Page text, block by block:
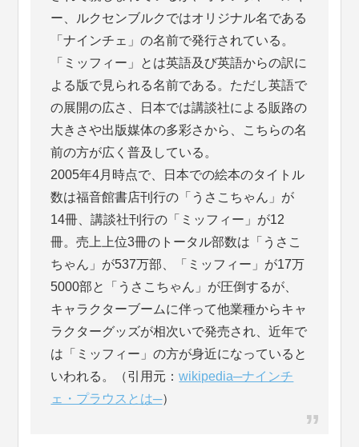
ー、ルクセンブルクではオリジナル名である
「ナインチェ」の名前で発行されている。
「ミッフィー」とは英語及び英語からの訳に
よる版で見られる名前である。ただし英語で
の展開の広さ、日本では講談社による販路の
大きさや出版媒体の多彩さから、こちらの名
前の方が広く普及している。
2005年4月時点で、日本での絵本のタイトル
数は福音館書店刊行の「うさこちゃん」が
14冊、講談社刊行の「ミッフィー」が12
冊。売上上位3冊のトータル部数は「うさこ
ちゃん」が537万部、「ミッフィー」が17万
5000部と「うさこちゃん」が圧倒するが、
キャラクターブームに伴って他業種からキャ
ラクターグッズが相次いで発売され、近年で
は「ミッフィー」の方が身近になっていると
いわれる。（引用元：wikipedia─ナインチ
ェ・プラウスとは─）